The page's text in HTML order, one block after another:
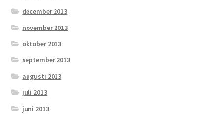
december 2013
november 2013
oktober 2013
september 2013
augusti 2013
juli 2013
juni 2013